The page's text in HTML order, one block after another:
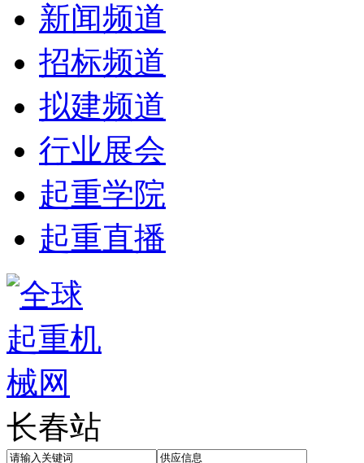
新闻频道
招标频道
拟建频道
行业展会
起重学院
起重直播
长春站